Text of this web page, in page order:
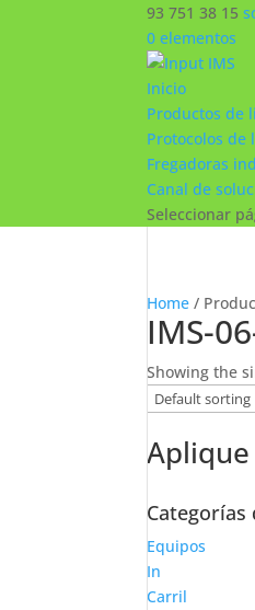
93 751 38 15
0 elementos
Inicio
Productos de
Protocolos de
Fregadoras
Canal de
Seleccionar
Home /
IMS-
Showing the
Equipos
In
Carril